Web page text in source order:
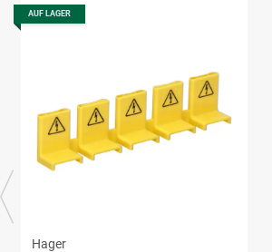
AUF LAGER
Hager